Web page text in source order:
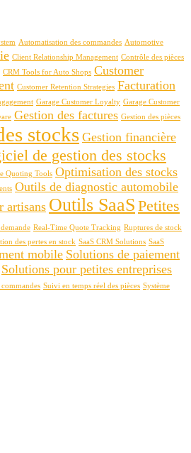
Automatisation des commandes Automotive
Client Relationship Management Contrôle des pièces
CRM Tools for Auto Shops Customer
Customer Retention Strategies Facturation
Garage Customer Loyalty Garage Customer
Gestion des factures Gestion des pièces
stocks Gestion financière
de gestion des stocks
Quoting Tools Optimisation des stocks
Outils de diagnostic automobile
artisans Outils SaaS Petites
Real-Time Quote Tracking Ruptures de stock
des pertes en stock SaaS CRM Solutions SaaS
mobile Solutions de paiement
Solutions pour petites entreprises
Suivi en temps réel des pièces Système